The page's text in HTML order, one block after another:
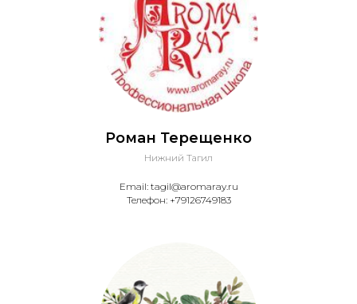
Роман Терещенко
Нижний Тагил
Email: tagil@aromaray.ru
Телефон: +79126749183